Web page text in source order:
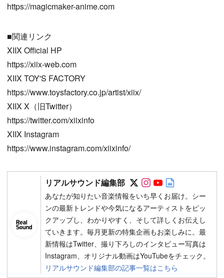
https://magicmaker-anime.com
■関連リンク
XIIX Official HP
https://xiix-web.com
XIIX TOY'S FACTORY
https://www.toysfactory.co.jp/artist/xiix/
XIIX X（旧Twitter）
https://twitter.com/xiixinfo
XIIX Instagram
https://www.instagram.com/xiixinfo/
リアルサウンド編集部 Follow on SNS
Follow on SNS
Follow on
あなたが知りたい音楽情報をいち早くお届け。シー
ンの最新トレンドや今気になるアーティストをピッ
クアップし、わかりやすく、そして詳しくお伝えし
ていきます。毎月更新の特集企画もお楽しみに。最
新情報はTwitter、撮り下ろしのインタビュー写真は
Instagram、オリジナル動画はYouTubeをチェック。
リアルサウンド編集部の記事一覧はこちら